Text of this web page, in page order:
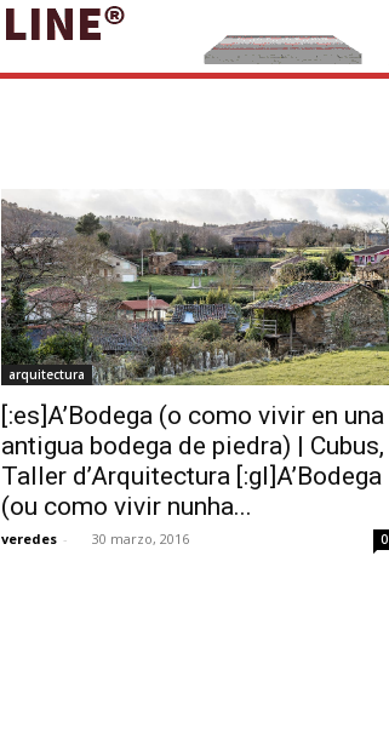
arquitectura
[:es]A’Bodega (o como vivir en una
antigua bodega de piedra) | Cubus,
Taller d’Arquitectura [:gl]A’Bodega
(ou como vivir nunha...
veredes - 30 marzo, 2016 0